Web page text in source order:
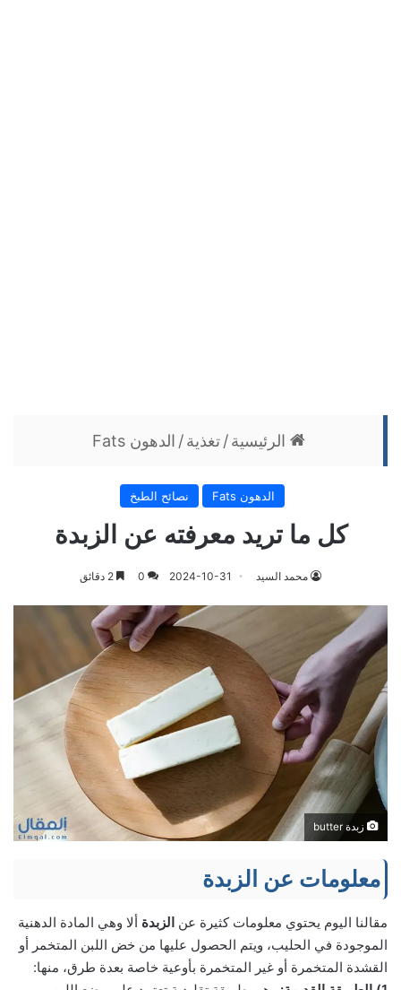
الرئيسية / تغذية / الدهون Fats
الدهون Fats نصائح الطبخ
كل ما تريد معرفته عن الزبدة
محمد السيد 2024-10-31
0
زبدة butter
معلومات عن الزبدة
مقالنا اليوم يحتوي معلومات كثيرة عن الزبدة ألا وهي المادة الدهنية
الموجودة في الحليب، ويتم الحصول عليها من خض اللبن المتخمر أو
القشدة المتخمرة أو غير المتخمرة بأوعية خاصة بعدة طرق، منها: